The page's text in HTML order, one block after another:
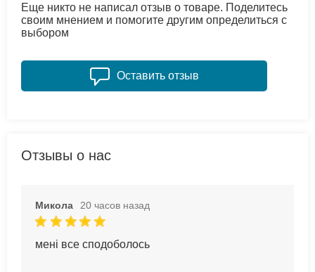
Еще никто не написал отзыв о товаре. Поделитесь
своим мнением и помогите другим определиться с
выбором
Оставить отзыв
Отзывы о нас
Микола 20 часов назад
мені все сподоболось